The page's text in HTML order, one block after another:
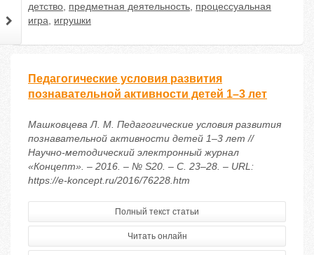
детство, предметная деятельность, процессуальная
игра, игрушки
Педагогические условия развития
познавательной активности детей 1–3 лет
Машковцева Л. М. Педагогические условия развития
познавательной активности детей 1–3 лет //
Научно-методический электронный журнал
«Концепт». – 2016. – № S20. – С. 23–28. – URL:
https://e-koncept.ru/2016/76228.htm
Полный текст статьи
Читать онлайн